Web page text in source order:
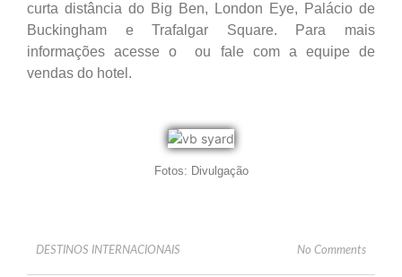
curta distância do Big Ben, London Eye, Palácio de
Buckingham e Trafalgar Square. Para mais
informações acesse o ou fale com a equipe de
vendas do hotel.
Fotos: Divulgação
DESTINOS INTERNACIONAIS No Comments